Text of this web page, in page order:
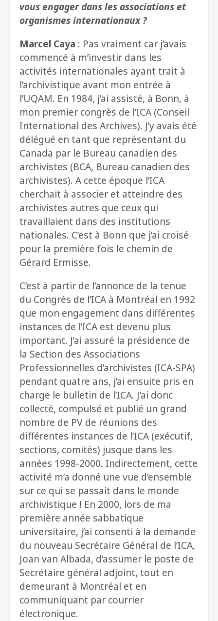
vous engager dans les associations et
organismes internationaux ?
Marcel Caya : Pas vraiment car j’avais
commencé à m’investir dans les
activités internationales ayant trait à
l’archivistique avant mon entrée à
l’UQAM. En 1984, j’ai assisté, à Bonn, à
mon premier congrès de l’ICA (Conseil
International des Archives). J’y avais été
délégué en tant que représentant du
Canada par le Bureau canadien des
archivistes (BCA, Bureau canadien des
archivistes). A cette époque l’ICA
cherchait à associer et atteindre des
archivistes autres que ceux qui
travaillaient dans des institutions
nationales. C’est à Bonn que j’ai croisé
pour la première fois le chemin de
Gérard Ermisse.
C’est à partir de l’annonce de la tenue
du Congrès de l’ICA à Montréal en 1992
que mon engagement dans différentes
instances de l’ICA est devenu plus
important. J’ai assuré la présidence de
la Section des Associations
Professionnelles d’archivistes (ICA-SPA)
pendant quatre ans, j’ai ensuite pris en
charge le bulletin de l’ICA. J’ai donc
collecté, compulsé et publié un grand
nombre de PV de réunions des
différentes instances de l’ICA (exécutif,
sections, comités) jusque dans les
années 1998-2000. Indirectement, cette
activité m’a donné une vue d’ensemble
sur ce qui se passait dans le monde
archivistique ! En 2000, lors de ma
première année sabbatique
universitaire, j’ai consenti à la demande
du nouveau Secrétaire Général de l’ICA,
Joan van Albada, d’assumer le poste de
Secrétaire général adjoint, tout en
demeurant à Montréal et en
communiquant par courrier
électronique.